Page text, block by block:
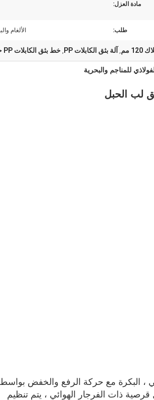
مادة العزل:
طلب: الألغام
مم , آلة بثق الكابلات PP , خط بثق الكابلات PP حقن
، البكرة مع حركة الرفع والخفض
ذات الفرجار الهوائي ، يتم تنظيم